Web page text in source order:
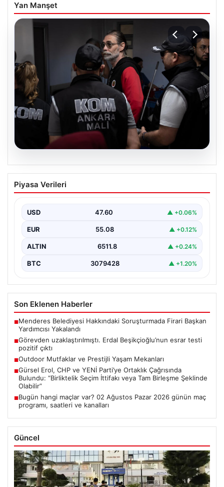
Yan Manşet
05.08.2026
Görevden uzaklaştırılmıştı. Erdal
Beşikçioğlu’nun esrar testi pozitif çıktı
ve Soruşturmalarda Güncel Gelişmeler", "content":
"Ankara'da CHP'li…
Piyasa Verileri
USD 47.60 ▲ +0.06%
EUR 55.08 ▲ +0.12%
ALTIN 6511.8 ▲ +0.24%
BTC 3079428 ▲ +1.20%
Son Eklenen Haberler
■Menderes Belediyesi Hakkındaki Soruşturmada Firari Başkan
Yardımcısı Yakalandı
■Görevden uzaklaştırılmıştı. Erdal Beşikçioğlu’nun esrar testi
pozitif çıktı
■Outdoor Mutfaklar ve Prestijli Yaşam Mekanları
■Gürsel Erol, CHP ve YENİ Parti’ye Ortaklık Çağrısında
Bulundu: “Birliktelik Seçim İttifakı veya Tam Birleşme Şeklinde
Olabilir”
■Bugün hangi maçlar var? 02 Ağustos Pazar 2026 günün maç
programı, saatleri ve kanalları
Güncel